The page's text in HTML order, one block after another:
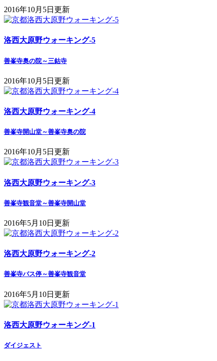
2016年10月5日更新
洛西大原野ウォーキング-5
善峯寺奥の院～三鈷寺
2016年10月5日更新
洛西大原野ウォーキング-4
善峯寺開山堂～善峯寺奥の院
2016年10月5日更新
洛西大原野ウォーキング-3
善峯寺観音堂～善峯寺開山堂
2016年5月10日更新
洛西大原野ウォーキング-2
善峯寺バス停～善峯寺観音堂
2016年5月10日更新
洛西大原野ウォーキング-1
ダイジェスト